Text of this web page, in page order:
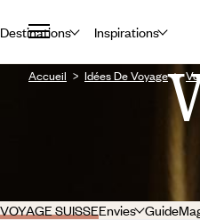
Destinations Inspirations
Accueil Idées De Voyage
VOYAGE SUISSEEnvies Guide